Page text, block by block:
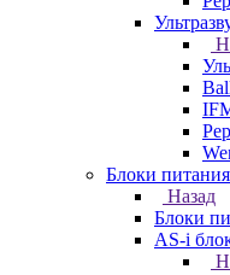
Блоки
Назад
Блоки
AS-i